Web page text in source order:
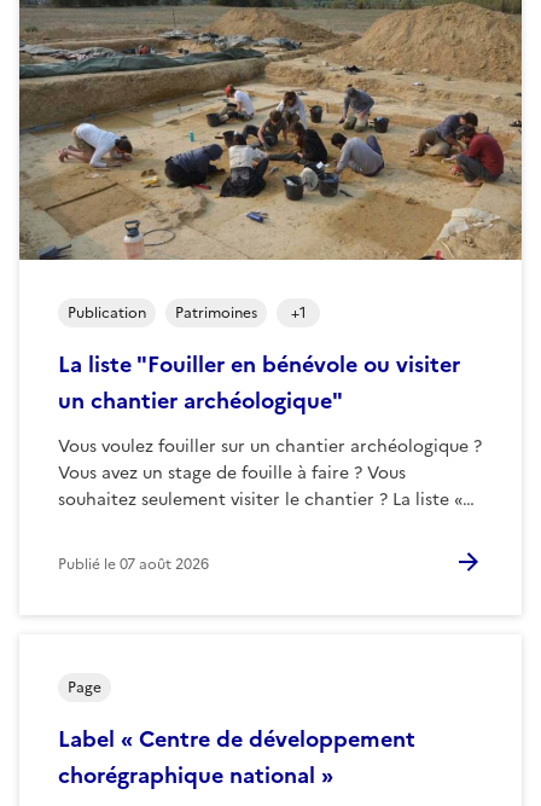
La liste "Fouiller en bénévole ou visiter
un chantier archéologique"
Vous voulez fouiller sur un chantier archéologique ?
Vous avez un stage de fouille à faire ? Vous
souhaitez seulement visiter le chantier ? La liste «…
Publication Patrimoines +1
Publié le07 août 2026
Label « Centre de développement
chorégraphique national »
Page